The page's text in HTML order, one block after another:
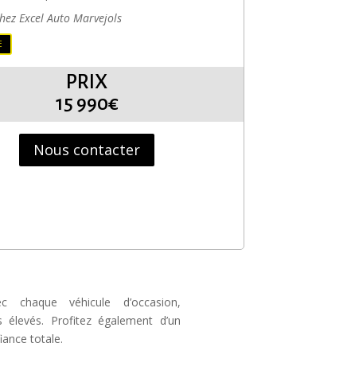
Excel Auto Marvejols
PRIX
15 990€
Nous contacter
chaque véhicule d’occasion,
Profitez également d’un
totale.